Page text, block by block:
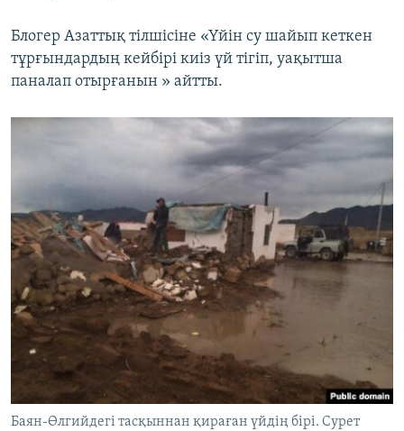
Блогер Азаттық тілшісіне «Үйін су шайып кеткен
тұрғындардың кейбірі киіз үй тігіп, уақытша
паналап отырғанын » айтты.
Баян-Өлгийдегі тасқыннан қираған үйдің бірі. Сурет